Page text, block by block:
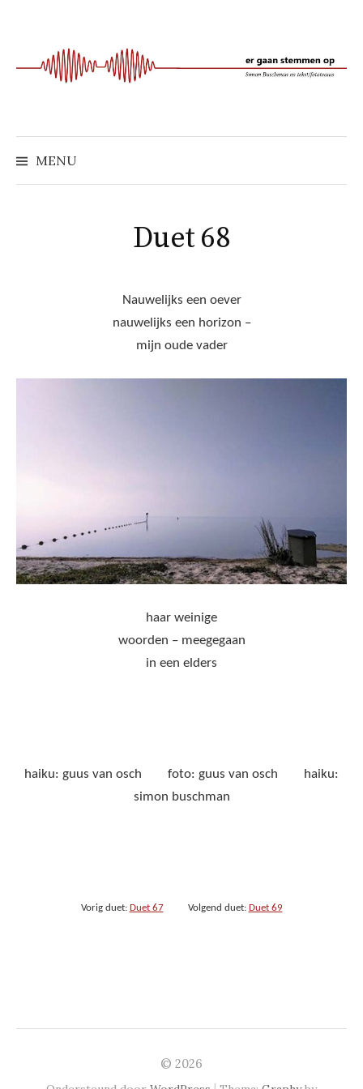
springen
MENU
Duet 68
Nauwelijks een oever
nauwelijks een horizon –
mijn oude vader
haar weinige
woorden – meegegaan
in een elders
haiku: guus van osch foto: guus van osch haiku:
simon buschman
Vorig duet: Duet 67Volgend duet: Duet 69
© 2026